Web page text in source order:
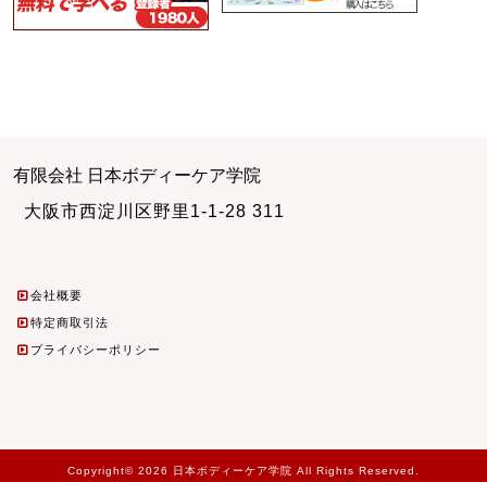
有限会社 日本ボディーケア学院
大阪市西淀川区野里1-1-28 311
会社概要
特定商取引法
プライバシーポリシー
Copyright© 2026 日本ボディーケア学院 All Rights Reserved.